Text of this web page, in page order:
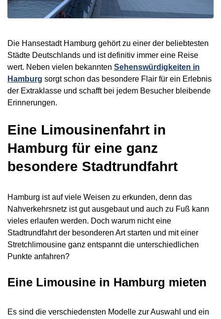
Die Hansestadt Hamburg gehört zu einer der beliebtesten
Städte Deutschlands und ist definitiv immer eine Reise
wert. Neben vielen bekannten Sehenswürdigkeiten in
Hamburg sorgt schon das besondere Flair für ein Erlebnis
der Extraklasse und schafft bei jedem Besucher bleibende
Erinnerungen.
Eine Limousinenfahrt in
Hamburg für eine ganz
besondere Stadtrundfahrt
Hamburg ist auf viele Weisen zu erkunden, denn das
Nahverkehrsnetz ist gut ausgebaut und auch zu Fuß kann
vieles erlaufen werden. Doch warum nicht eine
Stadtrundfahrt der besonderen Art starten und mit einer
Stretchlimousine ganz entspannt die unterschiedlichen
Punkte anfahren?
Eine Limousine in Hamburg mieten
Es sind die verschiedensten Modelle zur Auswahl und ein